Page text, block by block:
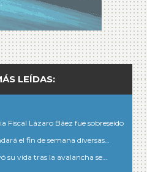
LEÍDAS:
Fiscal Lázaro Báez fue sobreseído
el fin de semana diversas…
su vida tras la avalancha se…